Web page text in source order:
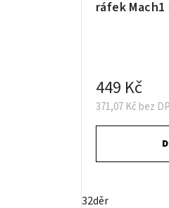
ráfek
371,07 Kč bez
449 Kč
32děr